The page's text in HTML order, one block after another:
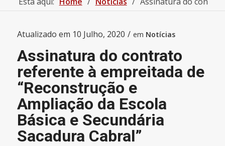
Atualizado em 10 Julho, 2020 / em Notícias
Assinatura do contrato
referente à empreitada de
“Reconstrução e
Ampliação da Escola
Básica e Secundária
Sacadura Cabral”